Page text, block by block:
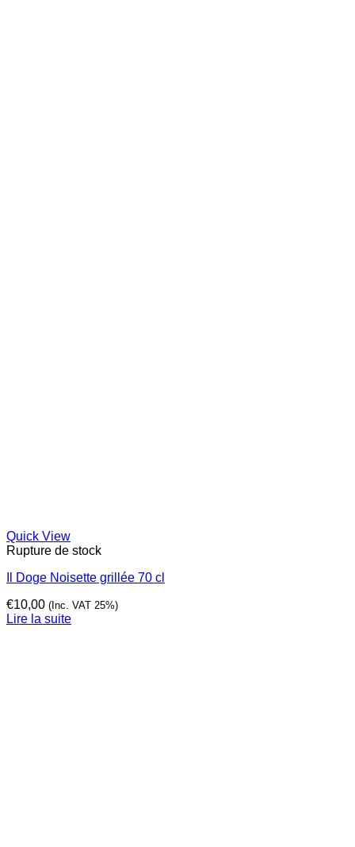
Quick View
Rupture de stock
Il Doge Noisette grillée 70 cl
€10,00 (Inc. VAT 25%)
Lire la suite